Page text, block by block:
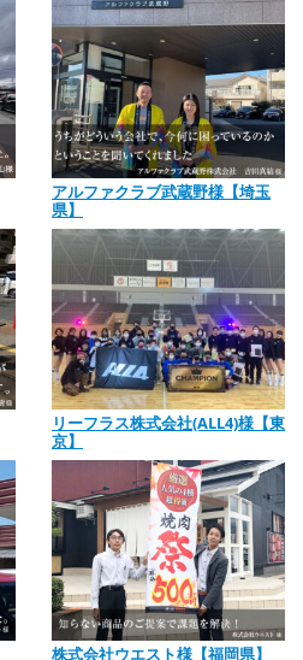
アルファクラブ武蔵野様【埼玉
県】
リーフラス株式会社(ALL4)様【東
京】
株式会社ウエスト様【福岡県】